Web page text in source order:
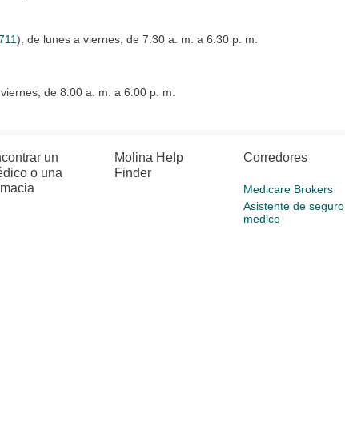
), de lunes a viernes, de 7:30 a. m. a 6:30 p. m.
de 8:00 a. m. a 6:00 p. m.
un
o una
Molina Help
Finder
Corredores
Medicare Brokers
Asistente de seguro
medico